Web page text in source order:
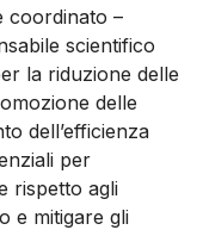
coordinato –
scientifico
la riduzione delle
delle
dell’efficienza
per
rispetto agli
e mitigare gli